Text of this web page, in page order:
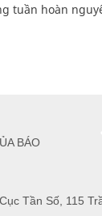
tuần hoàn
Tần Số, 115
BÁO